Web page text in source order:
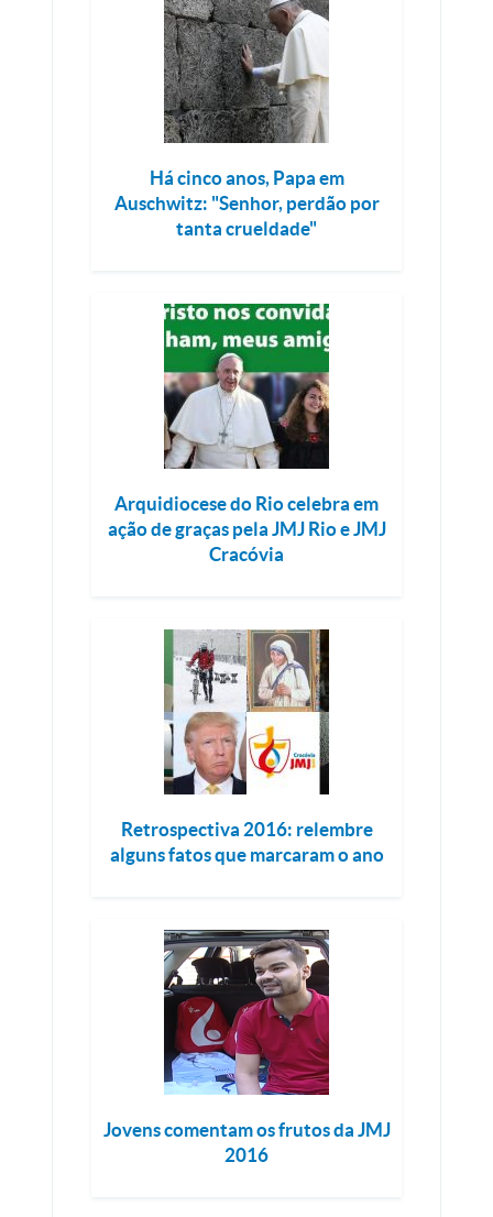
Há cinco anos, Papa em
Auschwitz: "Senhor, perdão por
tanta crueldade"
Arquidiocese do Rio celebra em
ação de graças pela JMJ Rio e JMJ
Cracóvia
Retrospectiva 2016: relembre
alguns fatos que marcaram o ano
Jovens comentam os frutos da JMJ
2016